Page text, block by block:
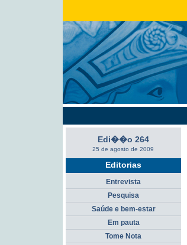
Edi��o 264
25 de agosto de 2009
Editorias
Entrevista
Pesquisa
Saúde e bem-estar
Em pauta
Tome Nota